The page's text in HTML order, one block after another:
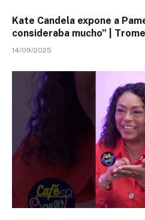
Kate Candela expone a
consideraba mucho” | Trome
14/09/2025